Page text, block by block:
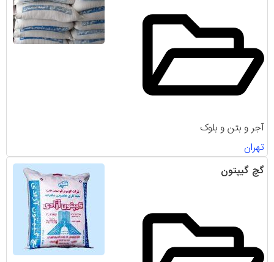
آجر و بتن و بلوک
تهران
گچ گیپتون